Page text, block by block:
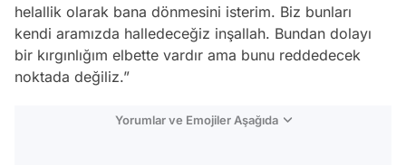
helallik olarak bana dönmesini isterim. Biz bunları
kendi aramızda halledeceğiz inşallah. Bundan dolayı
bir kırgınlığım elbette vardır ama bunu reddedecek
noktada değiliz.”
Yorumlar ve Emojiler Aşağıda